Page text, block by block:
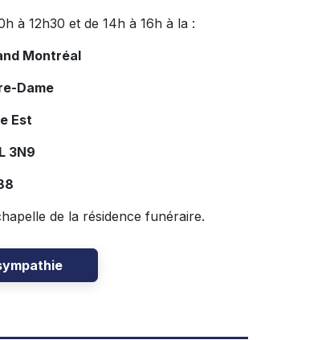
à 12h30 et de 14h à 16h à la :
Montréal
Dame
Est
3N9
de la résidence funéraire.